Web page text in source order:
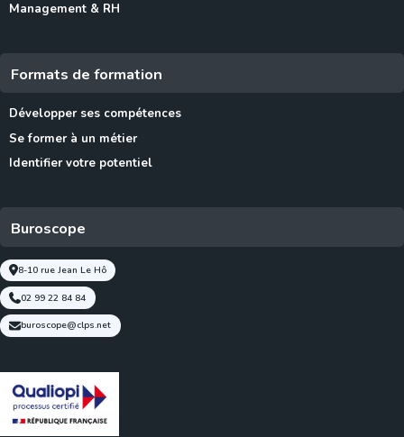
Management & RH
Formats de formation
Développer ses compétences
Se former à un métier
Identifier votre potentiel
Buroscope
8-10 rue Jean Le Hô
02 99 22 84 84
buroscope@clps.net